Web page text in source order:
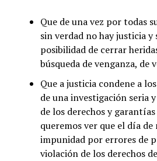
Que de una vez por todas
sin verdad no hay justicia
posibilidad de cerrar
búsqueda de venganza, de
Que a justicia condene a
de una investigación seria
de los derechos y
queremos ver que el día de
impunidad por errores de
violación de los derechos